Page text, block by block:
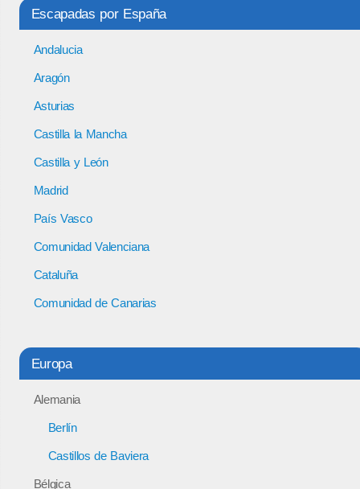
Escapadas por España
Andalucia
Aragón
Asturias
Castilla la Mancha
Castilla y León
Madrid
País Vasco
Comunidad Valenciana
Cataluña
Comunidad de Canarias
Europa
Alemania
Berlín
Castillos de Baviera
Bélgica